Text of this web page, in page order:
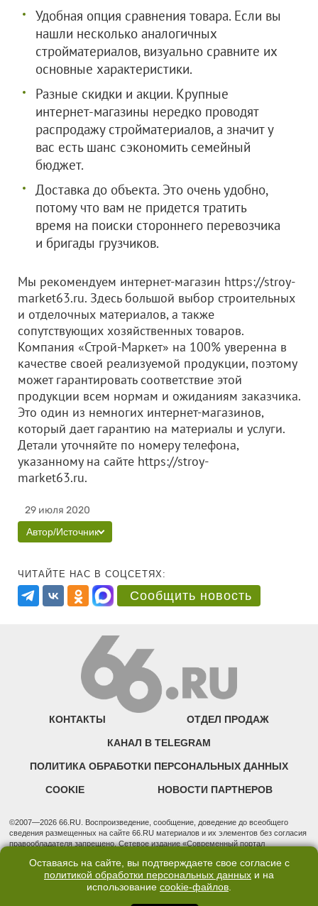
Удобная опция сравнения товара. Если вы
нашли несколько аналогичных
стройматериалов, визуально сравните их
основные характеристики.
Разные скидки и акции. Крупные
интернет-магазины нередко проводят
распродажу стройматериалов, а значит у
вас есть шанс сэкономить семейный
бюджет.
Доставка до объекта. Это очень удобно,
потому что вам не придется тратить
время на поиски стороннего перевозчика
и бригады грузчиков.
Мы рекомендуем интернет-магазин https://stroy-
market63.ru. Здесь большой выбор строительных
и отделочных материалов, а также
сопутствующих хозяйственных товаров.
Компания «Строй-Маркет» на 100% уверенна в
качестве своей реализуемой продукции, поэтому
может гарантировать соответствие этой
продукции всем нормам и ожиданиям заказчика.
Это один из немногих интернет-магазинов,
который дает гарантию на материалы и услуги.
Детали уточняйте по номеру телефона,
указанному на сайте https://stroy-
market63.ru.
29 июля 2020
Автор/Источник
ЧИТАЙТЕ НАС В СОЦСЕТЯХ:
Сообщить новость
КОНТАКТЫ ОТДЕЛ ПРОДАЖ
КАНАЛ В TELEGRAM
ПОЛИТИКА ОБРАБОТКИ ПЕРСОНАЛЬНЫХ ДАННЫХ
COOKIE НОВОСТИ ПАРТНЕРОВ
©2007—2026 66.RU. Воспроизведение, сообщение, доведение до всеобщего
сведения размещенных на сайте 66.RU материалов и их элементов без согласия
правообладателя запрещено. Сетевое издание «Современный портал
надзору в сфере связи, информационных технологий и массовых коммуникаций
(Роскомнадзор). Регистрационный номер ЭЛ № ФС 77 - 76634 от 02.09.2019
Учредитель: Общество с ограниченной ответственностью "66.ру". Юридический
Оставаясь на сайте, вы подтверждаете свое согласие с
политикой обработки персональных данных и на
использование cookie-файлов.